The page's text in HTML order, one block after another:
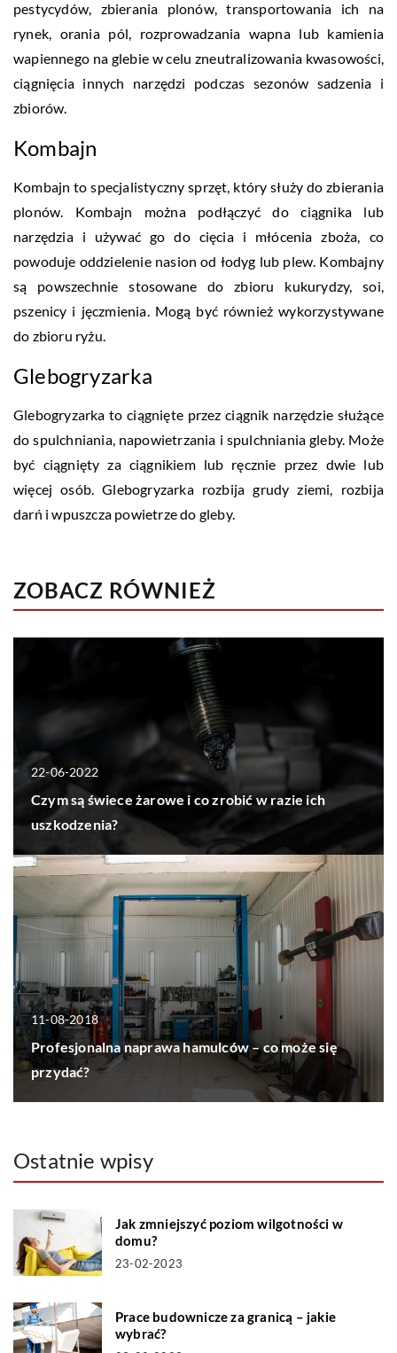
pestycydów, zbierania plonów, transportowania ich na
rynek, orania pól, rozprowadzania wapna lub kamienia
wapiennego na glebie w celu zneutralizowania kwasowości,
ciągnięcia innych narzędzi podczas sezonów sadzenia i
zbiorów.
Kombajn
Kombajn to specjalistyczny sprzęt, który służy do zbierania
plonów. Kombajn można podłączyć do ciągnika lub
narzędzia i używać go do cięcia i młócenia zboża, co
powoduje oddzielenie nasion od łodyg lub plew. Kombajny
są powszechnie stosowane do zbioru kukurydzy, soi,
pszenicy i jęczmienia. Mogą być również wykorzystywane
do zbioru ryżu.
Glebogryzarka
Glebogryzarka to ciągnięte przez ciągnik narzędzie służące
do spulchniania, napowietrzania i spulchniania gleby. Może
być ciągnięty za ciągnikiem lub ręcznie przez dwie lub
więcej osób. Glebogryzarka rozbija grudy ziemi, rozbija
darń i wpuszcza powietrze do gleby.
ZOBACZ RÓWNIEŻ
22-06-2022
Czym są świece żarowe i co zrobić w razie ich
uszkodzenia?
11-08-2018
Profesjonalna naprawa hamulców – co może się
przydać?
Ostatnie wpisy
Jak zmniejszyć poziom wilgotności w
domu?
23-02-2023
Prace budownicze za granicą – jakie
wybrać?